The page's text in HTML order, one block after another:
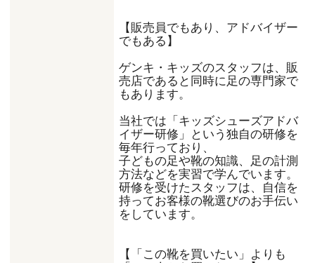
【販売員でもあり、アドバイザー
でもある】
ゲンキ・キッズのスタッフは、販
売店であると同時に足の専門家で
もあります。
当社では「キッズシューズアドバ
イザー研修」という独自の研修を
毎年行っており、
子どもの足や靴の知識、足の計測
方法などを実習で学んでいます。
研修を受けたスタッフは、自信を
持ってお客様の靴選びのお手伝い
をしています。
【「この靴を買いたい」よりも